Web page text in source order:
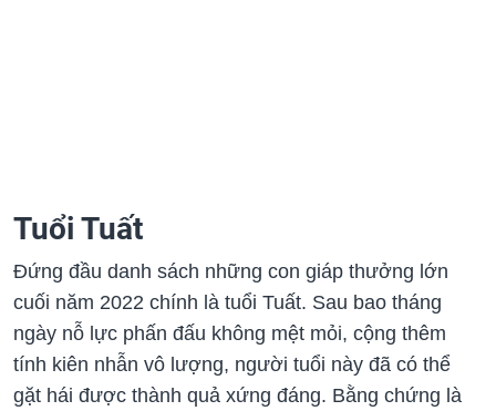
Tuổi Tuất
Đứng đầu danh sách những con giáp thưởng lớn
cuối năm 2022 chính là tuổi Tuất. Sau bao tháng
ngày nỗ lực phấn đấu không mệt mỏi, cộng thêm
tính kiên nhẫn vô lượng, người tuổi này đã có thể
gặt hái được thành quả xứng đáng. Bằng chứng là